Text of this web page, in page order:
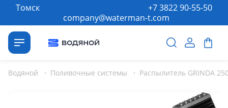
Томск
company@waterman-t.com
+7 3822 90-55-50
Водяной · Поливочные системы ·